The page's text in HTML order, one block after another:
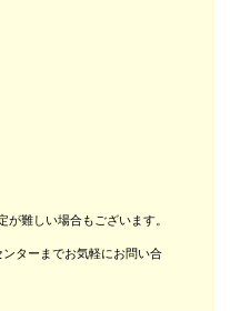
難しい場合もございます。
ターまでお気軽にお問い合